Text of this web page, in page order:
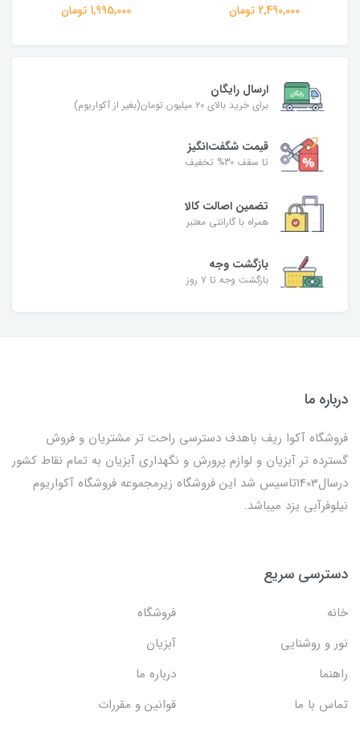
2,490,000 تومان 1,995,000 تومان
ارسال رایگان
برای خرید بالای ۲۰ میلیون تومان(بغیر از آکواریوم)
قیمت شگفت‌انگیز
تا سقف 30% تخفیف
تضمین اصالت کالا
همراه با گارانتی معتبر
بازگشت وجه
بازگشت وجه تا ۷ روز
درباره ما
فروشگاه آکوا ریف باهدف دسترسی راحت تر مشتریان و فروش
گسترده تر آبزیان و لوازم پرورش و نگهداری آبزیان به تمام نقاط کشور
درسال1403تاسیس شد این فروشگاه زیرمجموعه فروشگاه آکواریوم
نیلوفرآبی یزد میباشد.
دسترسی سریع
خانه
فروشگاه
نور و روشنایی
آبزیان
راهنما
درباره ما
تماس با ما
قوانین و مقررات